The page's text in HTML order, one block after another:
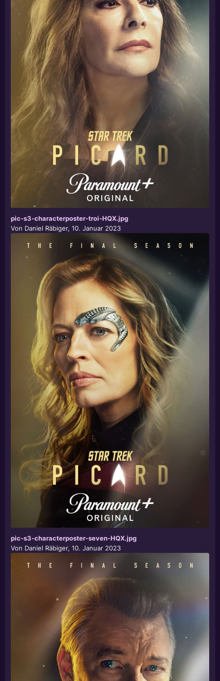
pic-s3-characterposter-troi-HQX.jpg
Von Daniel Räbiger, 10. Januar 2023
pic-s3-characterposter-seven-HQX.jpg
Von Daniel Räbiger, 10. Januar 2023